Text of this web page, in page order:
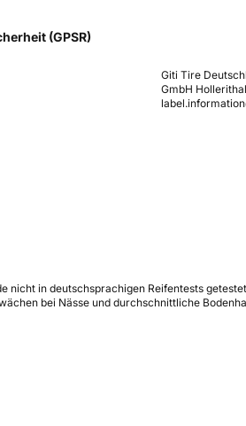
(GPSR)
Giti Tire
GmbH
in deutschsprachigen Reifentests
bei Nässe und durchschnittliche